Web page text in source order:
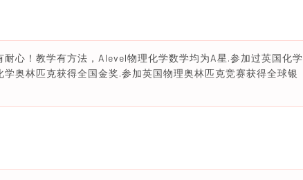
心！教学有方法，Alevel物理化学数学均为A星.参加过英国化学
奥林匹克获得全国金奖.参加英国物理奥林匹克竞赛获得全球银